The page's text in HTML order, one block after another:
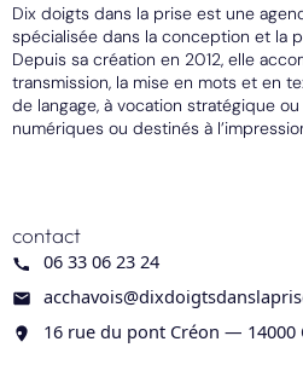
Dix doigts dans la prise est une
spécialisée dans la conception et la
Depuis sa création en 2012, elle
transmission, la mise en mots et en
de langage, à vocation stratégique
numériques ou destinés à
contact
06 33 06 23 24
16 rue du pont Créon — 14000